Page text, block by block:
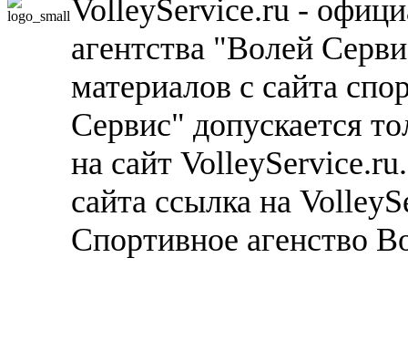
VolleyService.ru -
агентства "Волей
материалов с сайта
Сервис" допускается
на сайт
сайта ссылка на
Спортивное агенство